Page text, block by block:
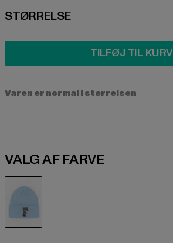
SIZE
STØRRELSE
TILFØJ TIL KURV
Varen er normal i størrelsen
VALG AF FARVE